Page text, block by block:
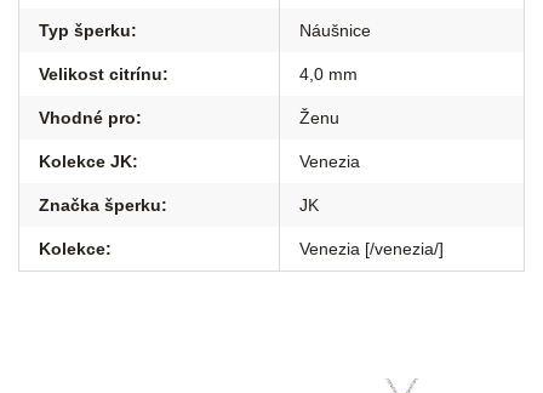
Typ šperku: Náušnice
Velikost citrínu: 4,0 mm
Vhodné pro: Ženu
Kolekce JK: Venezia
Značka šperku: JK
Kolekce: Venezia [/venezia/]